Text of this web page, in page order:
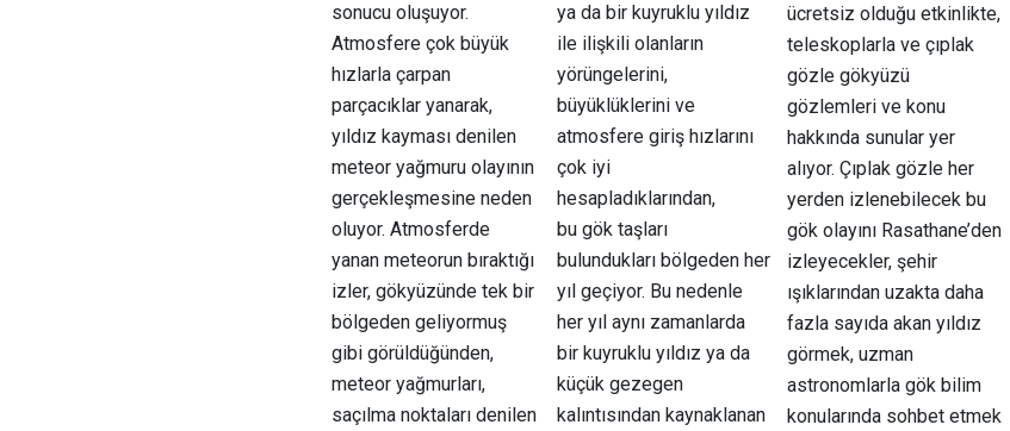
sonucu oluşuyor.
Atmosfere çok büyük
hızlarla çarpan
parçacıklar yanarak,
yıldız kayması denilen
meteor yağmuru olayının
gerçekleşmesine neden
oluyor. Atmosferde
yanan meteorun bıraktığı
izler, gökyüzünde tek bir
bölgeden geliyormuş
gibi görüldüğünden,
meteor yağmurları,
saçılma noktaları denilen
ya da bir kuyruklu yıldız
ile ilişkili olanların
yörüngelerini,
büyüklüklerini ve
atmosfere giriş hızlarını
çok iyi
hesapladıklarından,
bu gök taşları
bulundukları bölgeden her
yıl geçiyor. Bu nedenle
her yıl aynı zamanlarda
bir kuyruklu yıldız ya da
küçük gezegen
kalıntısından kaynaklanan
ücretsiz olduğu etkinlikte,
teleskoplarla ve çıplak
gözle gökyüzü
gözlemleri ve konu
hakkında sunular yer
alıyor. Çıplak gözle her
yerden izlenebilecek bu
gök olayını Rasathane’den
izleyecekler, şehir
ışıklarından uzakta daha
fazla sayıda akan yıldız
görmek, uzman
astronomlarla gök bilim
konularında sohbet etmek